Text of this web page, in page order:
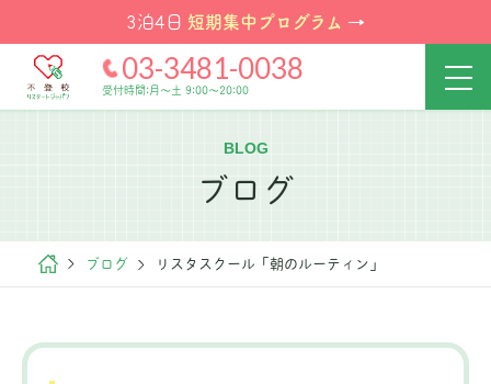
3泊4日 短期集中プログラム →
03-3481-0038
受付時間:月～土 9:00～20:00
BLOG
ブログ
ブログ リスタスクール「朝のルーティン」